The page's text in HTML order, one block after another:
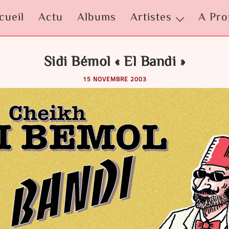
Actu Albums Artistes A
Sidi Bémol « El Bandi »
15 NOVEMBRE 2003